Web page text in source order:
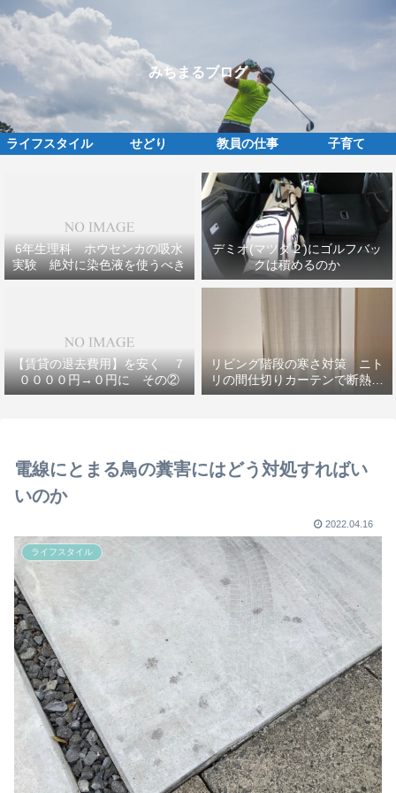
みちまるブログ
ライフスタイル せどり 教員の仕事 子育て
6年生理科 ホウセンカの吸水
実験 絶対に染色液を使うべき
デミオ(マツダ２)にゴルフバッ
クは積めるのか
【賃貸の退去費用】を安く ７
００００円→０円に その②
リビング階段の寒さ対策 ニト
リの間仕切りカーテンで断熱効
果ＵＰ
電線にとまる鳥の糞害にはどう対処すればい
いのか
2022.04.16
ライフスタイル